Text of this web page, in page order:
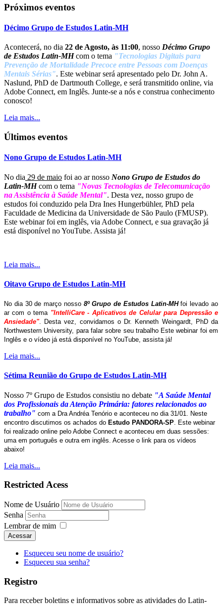
Próximos eventos
Décimo Grupo de Estudos Latin-MH
Acontecerá, no dia 22 de Agosto, às 11:00, nosso Décimo Grupo
de Estudos Latin-MHcom o tema "Tecnologias Digitais para
Prevenção de Mortalidade Precoce entre Pessoas com Doenças
Mentais Sérias". Este webinar será apresentado pelo Dr. John A.
Naslund, PhD de Dartmouth College, e será transmitido online, via
Adobe Connect, em Inglês. Junte-se a nós e construa conhecimento
conosco!
Leia mais...
Últimos eventos
Nono Grupo de Estudos Latin-MH
No dia 29 de maio foi ao ar nosso Nono Grupo de Estudos do
Latin-MHcom o tema "Novas Tecnologias de Telecomunicação
na Assistência à Saúde Mental". Desta vez, nosso grupo de
estudos foi conduzido pela Dra Ines Hungerbühler, PhD pela
Faculdade de Medicina da Universidade de São Paulo (FMUSP).
Este webinar foi em inglês, via Adobe Connect, e sua gravação já
está disponível no YouTube. Assista já!
Leia mais...
Oitavo Grupo de Estudos Latin-MH
No dia 30 de março nosso 8º Grupo de Estudos Latin-MHfoi levado ao
ar com o tema "IntelliCare - Aplicativos de Celular para Depressão e
Ansiedade". Desta vez, convidamos o Dr. Kenneth Weingardt, PhD da
Northwestern University, para falar sobre seu trabalho Este webinar foi em
Inglês e o vídeo já está disponível no YouTube, assista já!
Leia mais...
Sétima Reunião do Grupo de Estudos Latin-MH
Nosso 7º Grupo de Estudos consistiu no debate "A Saúde Mental
dos Profissionais da Atenção Primária: fatores relacionados ao
trabalho" com a Dra Andréa Tenório e aconteceu no dia 31/01. Neste
encontro discutimos os achados do Estudo PANDORA-SP . Este webinar
foi realizado online pelo Adobe Connect e aconteceu em duas sessões:
uma em português e outra em inglês. Acesse o link para os vídeos
abaixo!
Leia mais...
Restricted Acess
Nome de Usuário
Senha
Lembrar de mim
Acessar
Esqueceu seu nome de usuário?
Esqueceu sua senha?
Registro
Para receber boletins e informativos sobre as atividades do Latin-